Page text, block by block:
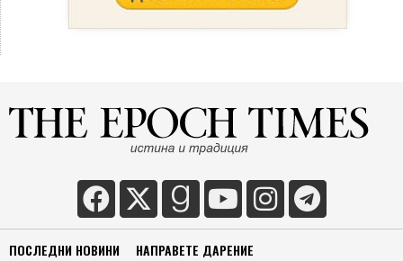
ПОСЛЕДНИ НОВИНИ НАПРАВЕТЕ ДАРЕНИЕ